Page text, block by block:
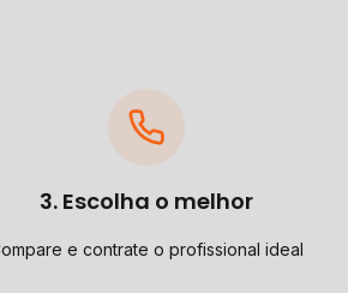
3. Escolha o melhor
e contrate o profissional ideal